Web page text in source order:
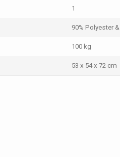
1
90% Polyester
100 kg
53 x 54 x 72 cm